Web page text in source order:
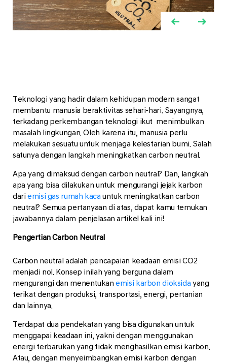
Teknologi yang hadir dalam kehidupan modern sangat
membantu manusia beraktivitas sehari-hari. Sayangnya,
terkadang perkembangan teknologi ikut menimbulkan
masalah lingkungan. Oleh karena itu, manusia perlu
melakukan sesuatu untuk menjaga kelestarian bumi. Salah
satunya dengan langkah meningkatkan carbon neutral.
Apa yang dimaksud dengan carbon neutral? Dan, langkah
apa yang bisa dilakukan untuk mengurangi jejak karbon
dari emisi gas rumah kaca untuk meningkatkan carbon
neutral? Semua pertanyaan di atas, dapat kamu temukan
jawabannya dalam penjelasan artikel kali ini!
Pengertian Carbon Neutral
Carbon neutral adalah pencapaian keadaan emisi CO2
menjadi nol. Konsep inilah yang berguna dalam
mengurangi dan menentukan emisi karbon dioksida yang
terikat dengan produksi, transportasi, energi, pertanian
dan lainnya.
Terdapat dua pendekatan yang bisa digunakan untuk
menggapai keadaan ini, yakni dengan menggunakan
energi terbarukan yang tidak menghasilkan emisi karbon.
Atau, dengan menyeimbangkan emisi karbon dengan